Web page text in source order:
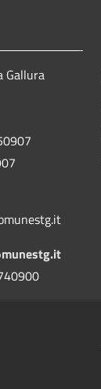
Gallura